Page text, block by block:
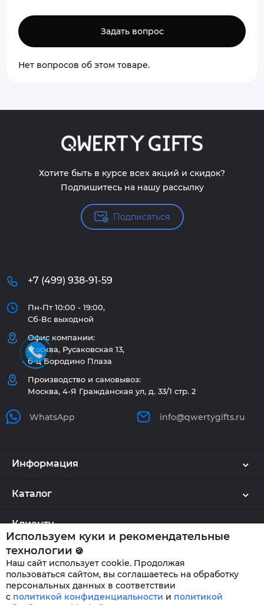
Задать вопрос
Нет вопросов об этом товаре.
Хотите быть в курсе всех акций и скидок?
Подпишитесь на нашу рассылку
Подписаться
+7 (499) 938-91-59
Пн-Пт 10:00 - 19:00,
Сб-Вс выходной
Офис компании:
Москва, Русаковская 13,
б-ц Бородино Плаза
Производство и самовывоз:
Москва, 4-Я Гражданская ул, д. 33/1 стр. 2
WhatsApp info@qwertygifts.ru
Информация
Каталог
Клиенту
QWERTYGIFTS © 2026
Используем куки и рекомендательные
технологии 🍪
Наш сайт использует cookie. Продолжая
пользоваться сайтом, вы соглашаетесь на обработку
персональных данных в соответствии
с политикой конфиденциальности и политикой